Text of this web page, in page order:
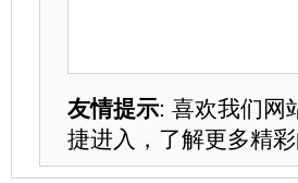
友情提示: 喜欢我们网
捷进入，了解更多精彩